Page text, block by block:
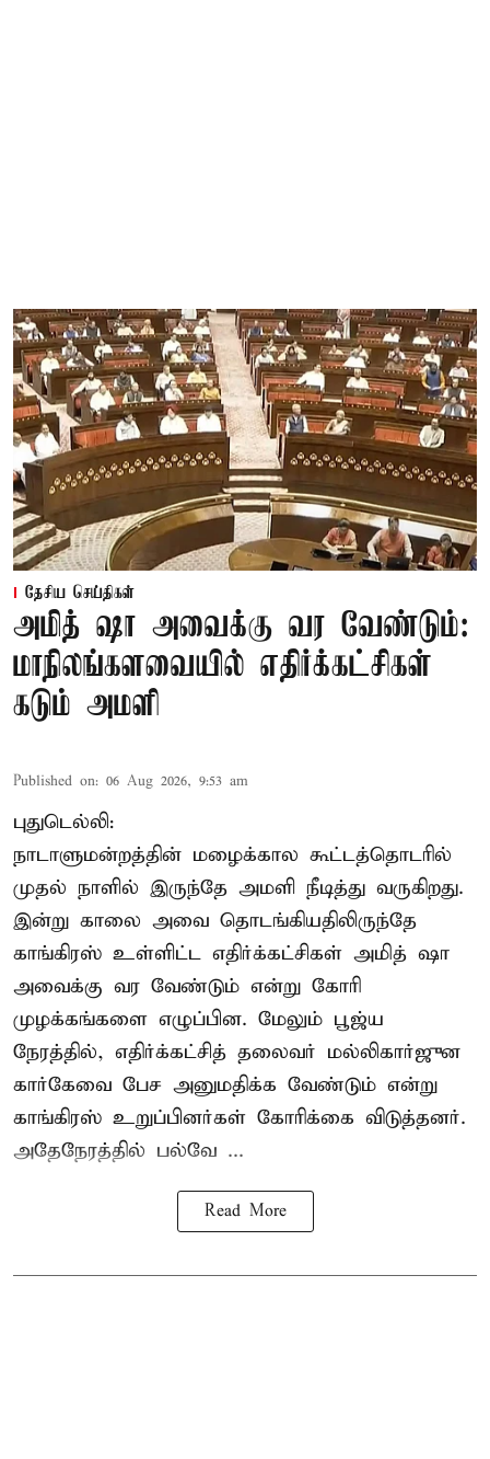
தேசிய செய்திகள்
அமித் ஷா அவைக்கு வர வேண்டும்:
மாநிலங்களவையில் எதிர்க்கட்சிகள்
கடும் அமளி
Published on: 06 Aug 2026, 9:53 am
புதுடெல்லி:
நாடாளுமன்றத்தின் மழைக்கால கூட்டத்தொடரில்
முதல் நாளில் இருந்தே அமளி நீடித்து வருகிறது.
இன்று காலை அவை தொடங்கியதிலிருந்தே
காங்கிரஸ் உள்ளிட்ட எதிர்க்கட்சிகள் அமித் ஷா
அவைக்கு வர வேண்டும் என்று கோரி
முழக்கங்களை எழுப்பின. மேலும் பூஜ்ய
நேரத்தில், எதிர்க்கட்சித் தலைவர் மல்லிகார்ஜுன
கார்கேவை பேச அனுமதிக்க வேண்டும் என்று
காங்கிரஸ் உறுப்பினர்கள் கோரிக்கை விடுத்தனர்.
அதேநேரத்தில் பல்வே ...
Read More